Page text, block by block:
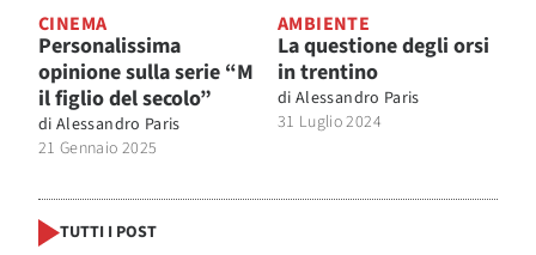
CINEMA
Personalissima
opinione sulla serie “M
il figlio del secolo”
di Alessandro Paris
21 Gennaio 2025
AMBIENTE
La questione degli orsi
in trentino
di Alessandro Paris
31 Luglio 2024
TUTTI I POST